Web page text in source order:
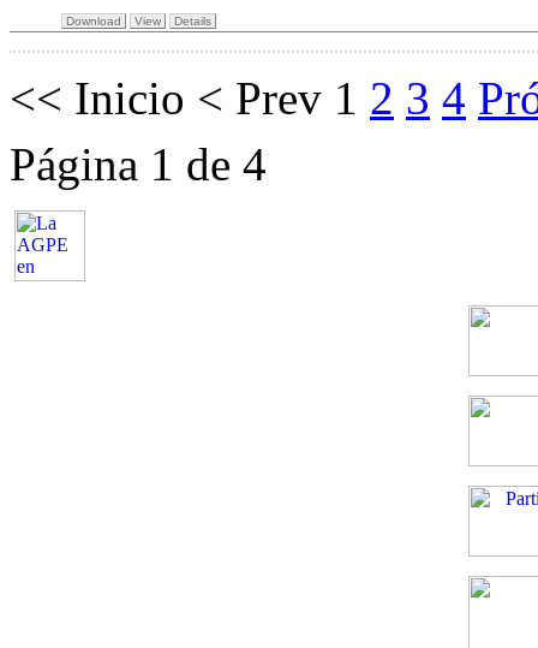
Download View Details
<< Inicio < Prev 1 2 3 4
Página 1 de 4